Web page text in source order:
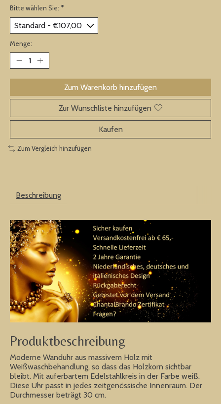
Bitte wählen Sie: *
Menge:
Zum Warenkorb hinzufügen
Zur Wunschliste hinzufügen
Kaufen
Zum Vergleich hinzufügen
Beschreibung
Produktbeschreibung
Moderne Wanduhr aus massivem Holz mit
Weißwaschbehandlung, so dass das Holzkorn sichtbar
bleibt. Mit auferbartem Edelstahlkreis in der Farbe weiß.
Diese Uhr passt in jedes zeitgenössische Innenraum. Der
Durchmesser beträgt 30 cm.